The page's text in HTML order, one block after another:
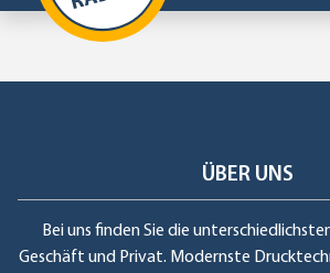
ÜBER UNS
Bei uns finden Sie die
Geschäft und Privat. Modernste